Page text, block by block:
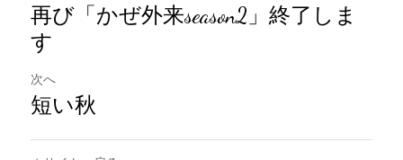
再び「かぜ外来season2」終了しま
す
次へ
短い秋